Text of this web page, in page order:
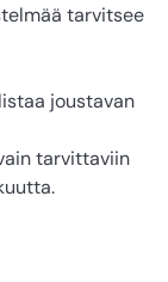
tarvitsee
joustavan
tarvittaviin